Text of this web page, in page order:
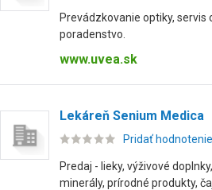
Prevádzkovanie optiky, servis
poradenstvo.
www.uvea.sk
Lekáreň Senium Medica
Pridať hodnotenie
Predaj - lieky, výživové
minerály, prírodné produkty,